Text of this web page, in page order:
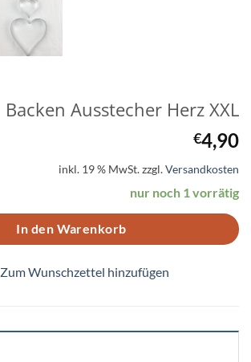
Backen Ausstecher Herz XXL
€4,90
inkl. 19 % MwSt.zzgl.Versandkosten
nur noch 1 vorrätig
In den Warenkorb
Zum Wunschzettel hinzufügen